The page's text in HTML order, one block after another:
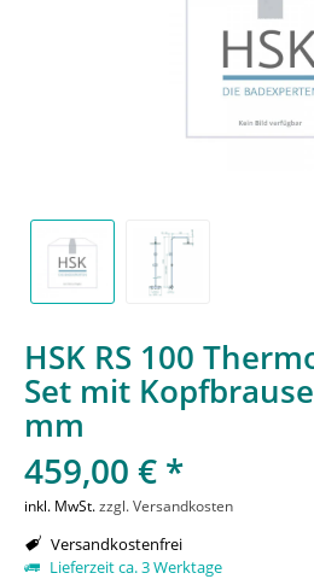
HSK RS 100
Set mit
mm
459,00 € *
inkl. MwSt.zzgl. Versandkosten
Versandkostenfrei
Lieferzeit ca. 3 Werktage